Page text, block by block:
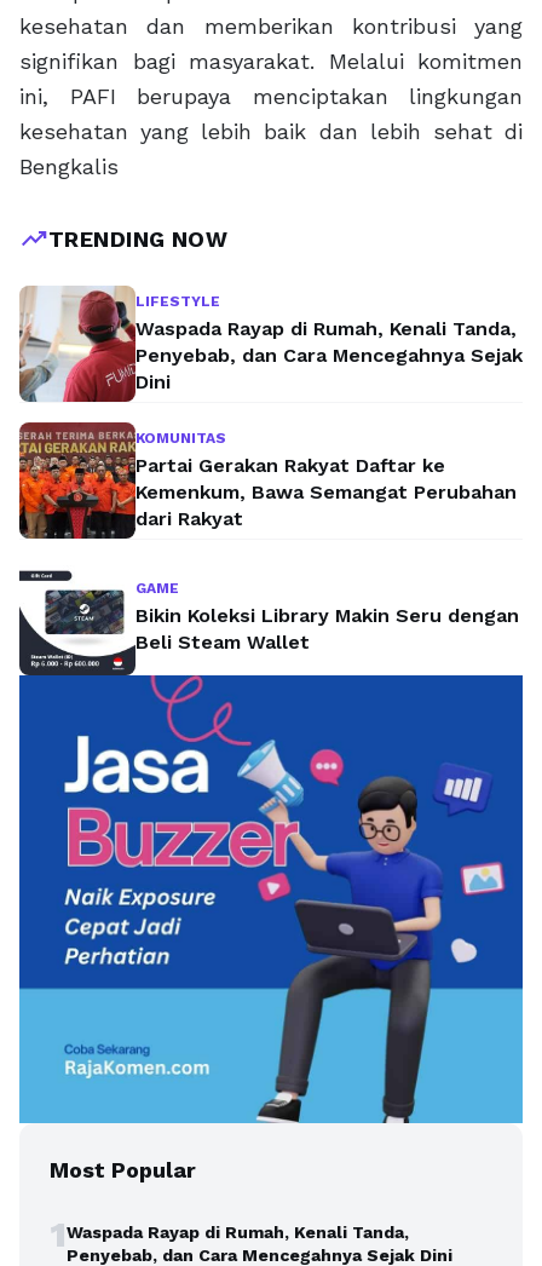
kesehatan dan memberikan kontribusi yang
signifikan bagi masyarakat. Melalui komitmen
ini, PAFI berupaya menciptakan lingkungan
kesehatan yang lebih baik dan lebih sehat di
Bengkalis
trending_upTRENDING NOW
LIFESTYLE
Waspada Rayap di Rumah, Kenali Tanda,
Penyebab, dan Cara Mencegahnya Sejak
Dini
KOMUNITAS
Partai Gerakan Rakyat Daftar ke
Kemenkum, Bawa Semangat Perubahan
dari Rakyat
GAME
Bikin Koleksi Library Makin Seru dengan
Beli Steam Wallet
Most Popular
1Waspada Rayap di Rumah, Kenali Tanda,
Penyebab, dan Cara Mencegahnya Sejak Dini